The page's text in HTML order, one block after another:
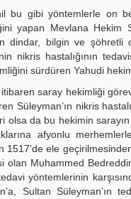
bu gibi yöntemlerle on
yapan Mevlana
dindar, bilgin ve şöhretli
nikris hastalığının
sürdüren Yahudi
saray hekimliği
Süleyman’ın nikris
olsa da bu hekimin
afyonlu
1517’de ele
olan Muhammed
yöntemlerinin
Sultan Süleyman’ın